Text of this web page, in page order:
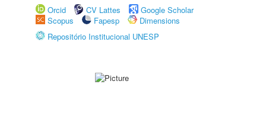
Orcid
CV Lattes
Google Scholar
Scopus
Fapesp
Dimensions
Repositório Institucional UNESP